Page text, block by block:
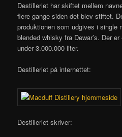
Destilleriet har skiftet mellem
flere gange siden det blev stiftet.
produktionen som udgives i single
blended whisky fra Dewar’s. Der
under 3.000.000 liter.
Destilleriet på internettet:
Destilleriet skriver: